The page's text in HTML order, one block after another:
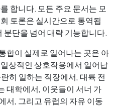
합니다. 모든 주요 문서는 모
토론은 실시간으로 통역됩
분단을 넘어 대략 기능합니다.
합이 실제로 일어나는 곳은 아
상적인 상호작용에서 일어납
히 일하는 직장에서, 대륙 전
대학에서, 이웃들이 서너 가
서, 그리고 유럽의 자유 이동